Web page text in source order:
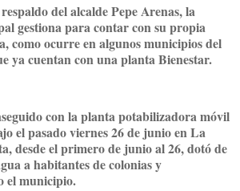
del alcalde Pepe Arenas, la
gestiona para contar con su propia
como ocurre en algunos municipios del
ya cuentan con una planta Bienestar.
con la planta potabilizadora móvil
el pasado viernes 26 de junio en La
desde el primero de junio al 26, dotó de
a habitantes de colonias y
el municipio.